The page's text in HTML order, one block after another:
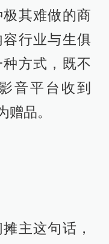
其难做的商
行业与生俱
方式，既不
音平台收到
赠品。
主这句话，